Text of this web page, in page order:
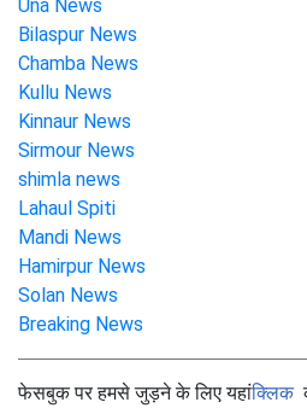
Una News
Bilaspur News
Chamba News
Kullu News
Kinnaur News
Sirmour News
shimla news
Lahaul Spiti
Mandi News
Hamirpur News
Solan News
Breaking News
फेसबुक पर हमसे जुड़ने के लिए यहांक्लिक